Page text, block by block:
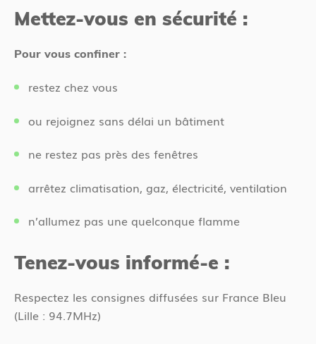
Mettez-vous en sécurité :
Pour vous confiner :
restez chez vous
ou rejoignez sans délai un bâtiment
ne restez pas près des fenêtres
arrêtez climatisation, gaz, électricité, ventilation
n’allumez pas une quelconque flamme
Tenez-vous informé-e :
Respectez les consignes diffusées sur France Bleu
(Lille : 94.7MHz)